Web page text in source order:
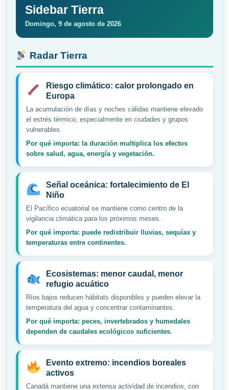
Sidebar Tierra
Domingo, 9 de agosto de 2026
Radar Tierra
Riesgo climático: calor prolongado en
Europa
La acumulación de días y noches cálidas mantiene elevado
el estrés térmico, especialmente en ciudades y grupos
vulnerables.
Por qué importa: la duración multiplica los efectos
sobre salud, agua, energía y vegetación.
Señal oceánica: fortalecimiento de El
Niño
El Pacífico ecuatorial se mantiene como centro de la
vigilancia climática para los próximos meses.
Por qué importa: puede redistribuir lluvias, sequías y
temperaturas entre continentes.
Ecosistemas: menor caudal, menor
refugio acuático
Ríos bajos reducen hábitats disponibles y pueden elevar la
temperatura del agua y concentrar contaminantes.
Por qué importa: peces, invertebrados y humedales
dependen de caudales ecológicos suficientes.
Evento extremo: incendios boreales
activos
Canadá mantiene una extensa actividad de incendios, con